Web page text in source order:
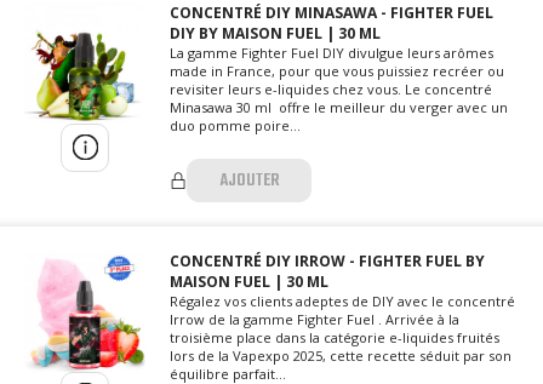
CONCENTRÉ DIY MINASAWA - FIGHTER FUEL
DIY BY MAISON FUEL | 30 ML
La gamme Fighter Fuel DIY divulgue leurs arômes
made in France, pour que vous puissiez recréer ou
revisiter leurs e-liquides chez vous. Le concentré
Minasawa 30 ml offre le meilleur du verger avec un
duo pomme poire...
AJOUTER
CONCENTRÉ DIY IRROW - FIGHTER FUEL BY
MAISON FUEL | 30 ML
Régalez vos clients adeptes de DIY avec le concentré
Irrow de la gamme Fighter Fuel . Arrivée à la
troisième place dans la catégorie e-liquides fruités
lors de la Vapexpo 2025, cette recette séduit par son
équilibre parfait...